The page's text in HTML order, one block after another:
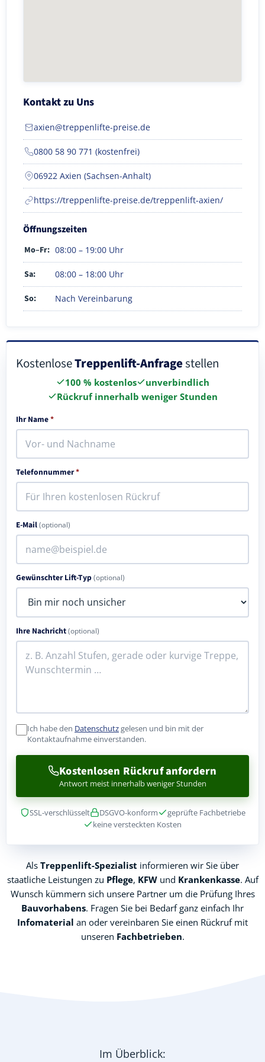
Kontakt zu Uns
axien@treppenlifte-preise.de
0800 58 90 771 (kostenfrei)
06922 Axien (Sachsen-Anhalt)
https://treppenlifte-preise.de/treppenlift-axien/
Öffnungszeiten
Mo–Fr: 08:00 – 19:00 Uhr
Sa: 08:00 – 18:00 Uhr
So: Nach Vereinbarung
KostenloseTreppenlift-Anfragestellen
100 % kostenlos
unverbindlich
Rückruf innerhalb weniger Stunden
Ihr Name*
Telefonnummer*
E-Mail(optional)
Gewünschter Lift-Typ(optional)
Ihre Nachricht(optional)
Ich habe den Datenschutzgelesen und bin mit der
Kontaktaufnahme einverstanden.
Kostenlosen Rückruf anfordern
Antwort meist innerhalb weniger Stunden
SSL-verschlüsselt DSGVO-konform
geprüfte Fachbetriebe
keine versteckten Kosten
Als Treppenlift-Spezialist informieren wir Sie über
staatliche Leistungen zu Pflege, KFWund Krankenkasse. Auf
Wunsch kümmern sich unsere Partner um die Prüfung Ihres
Bauvorhabens. Fragen Sie bei Bedarf ganz einfach Ihr
Infomaterial an oder vereinbaren Sie einen Rückruf mit
unseren Fachbetrieben.
Im Überblick: